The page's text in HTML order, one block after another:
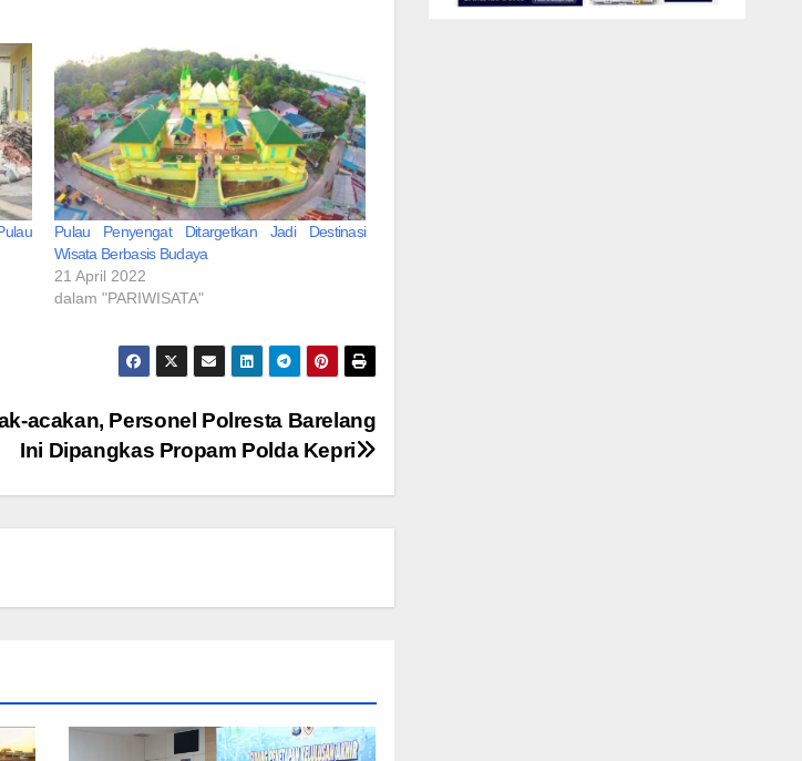
Pulau Penyengat Ditargetkan Jadi Destinasi
Wisata Berbasis Budaya
21 April 2022
dalam "PARIWISATA"
acakan, Personel Polresta Barelang
Ini Dipangkas Propam Polda Kepri